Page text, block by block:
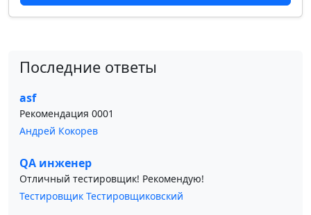
Последние ответы
asf
Рекомендация 0001
Андрей Кокорев
QA инженер
Отличный тестировщик! Рекомендую!
Тестировщик Тестировщиковский